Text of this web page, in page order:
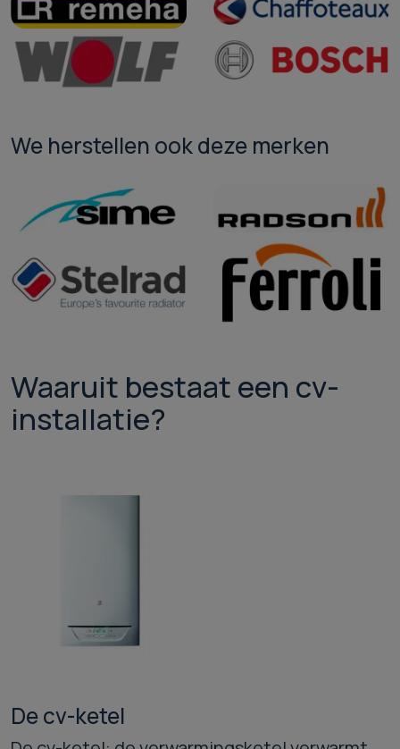
We herstellen ook deze merken
Waaruit bestaat een cv-
installatie?
De cv-ketel